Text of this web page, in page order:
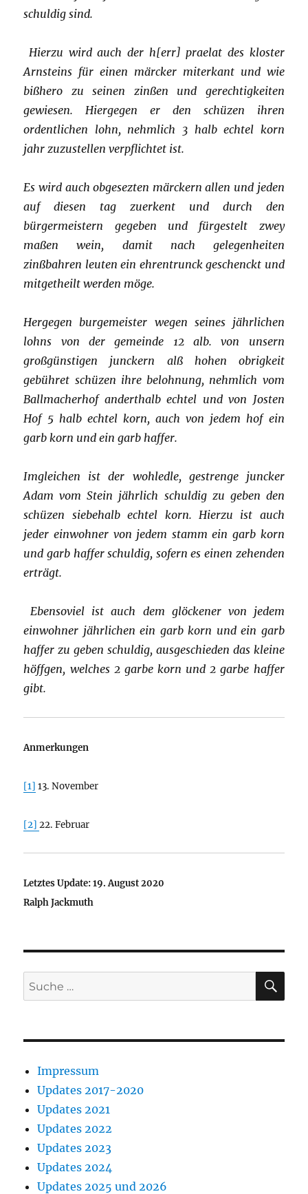
schuldig sind.
Hierzu wird auch der h[err] praelat des kloster
Arnsteins für einen märcker miterkant und wie
bißhero zu seinen zinßen und gerechtigkeiten
gewiesen. Hiergegen er den schüzen ihren
ordentlichen lohn, nehmlich 3 halb echtel korn
jahr zuzustellen verpflichtet ist.
Es wird auch obgesezten märckern allen und jeden
auf diesen tag zuerkent und durch den
bürgermeistern gegeben und fürgestelt zwey
maßen wein, damit nach gelegenheiten
zinßbahren leuten ein ehrentrunck geschenckt und
mitgetheilt werden möge.
Hergegen burgemeister wegen seines jährlichen
lohns von der gemeinde 12 alb. von unsern
großgünstigen junckern alß hohen obrigkeit
gebühret schüzen ihre belohnung, nehmlich vom
Ballmacherhof anderthalb echtel und von Josten
Hof 5 halb echtel korn, auch von jedem hof ein
garb korn und ein garb haffer.
Imgleichen ist der wohledle, gestrenge juncker
Adam vom Stein jährlich schuldig zu geben den
schüzen siebehalb echtel korn. Hierzu ist auch
jeder einwohner von jedem stamm ein garb korn
und garb haffer schuldig, sofern es einen zehenden
erträgt.
Ebensoviel ist auch dem glöckener von jedem
einwohner jährlichen ein garb korn und ein garb
haffer zu geben schuldig, ausgeschieden das kleine
höffgen, welches 2 garbe korn und 2 garbe haffer
gibt.
Anmerkungen
[1] 13. November
[2]22. Februar
Letztes Update: 19. August 2020
Ralph Jackmuth
Suche
nach:
Impressum
Updates 2017-2020
Updates 2021
Updates 2022
Updates 2023
Updates 2024
Updates 2025 und 2026